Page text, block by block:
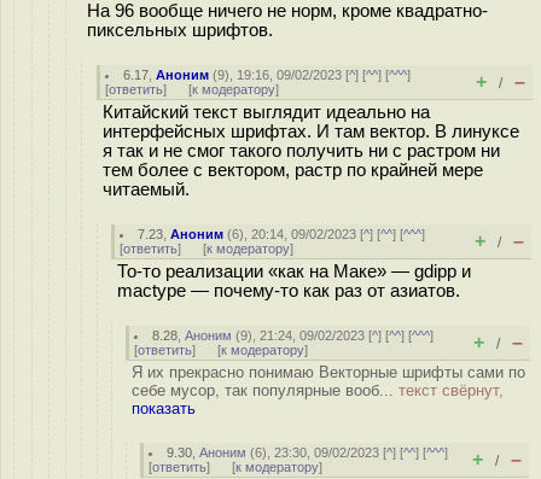
На 96 вообще ничего не норм, кроме квадратно-
пиксельных шрифтов.
6.17 ,Аноним (9), 19:16, 09/02/2023 [^] [^^] [^^^]
[ответить] [к модератору] + / –
Китайский текст выглядит идеально на
интерфейсных шрифтах. И там вектор. В линуксе
я так и не смог такого получить ни с растром ни
тем более с вектором, растр по крайней мере
читаемый.
7.23 ,Аноним (6), 20:14, 09/02/2023 [^] [^^] [^^^]
[ответить] [к модератору] + / –
То-то реализации «как на Маке» — gdipp и
mactype — почему-то как раз от азиатов.
8.28 ,Аноним (9), 21:24, 09/02/2023 [^] [^^] [^^^]
[ответить] [к модератору] + / –
Я их прекрасно понимаю Векторные шрифты сами по
себе мусор, так популярные вооб... текст свёрнут,
показать
9.30 ,Аноним (6), 23:30, 09/02/2023 [^] [^^] [^^^]
[ответить] [к модератору] + / –